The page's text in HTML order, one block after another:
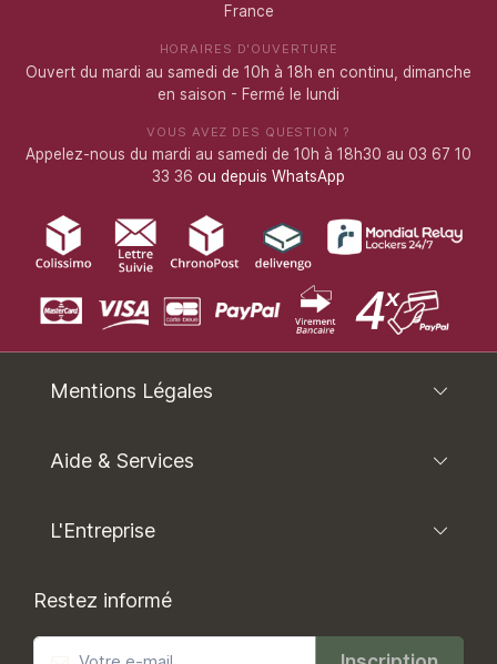
France
HORAIRES D'OUVERTURE
Ouvert du mardi au samedi de 10h à 18h en continu, dimanche
en saison - Fermé le lundi
VOUS AVEZ DES QUESTION ?
Appelez-nous du mardi au samedi de 10h à 18h30 au 03 67 10
33 36 ou depuis WhatsApp
Mentions Légales
Aide & Services
L'Entreprise
Restez informé